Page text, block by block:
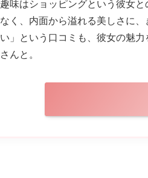
趣味はショッピングという彼女
なく、内面から溢れる美しさに
い」という口コミも、彼女の魅
さんと。